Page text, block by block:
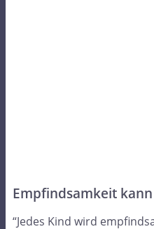
Empfindsamkeit
“Jedes Kind wird